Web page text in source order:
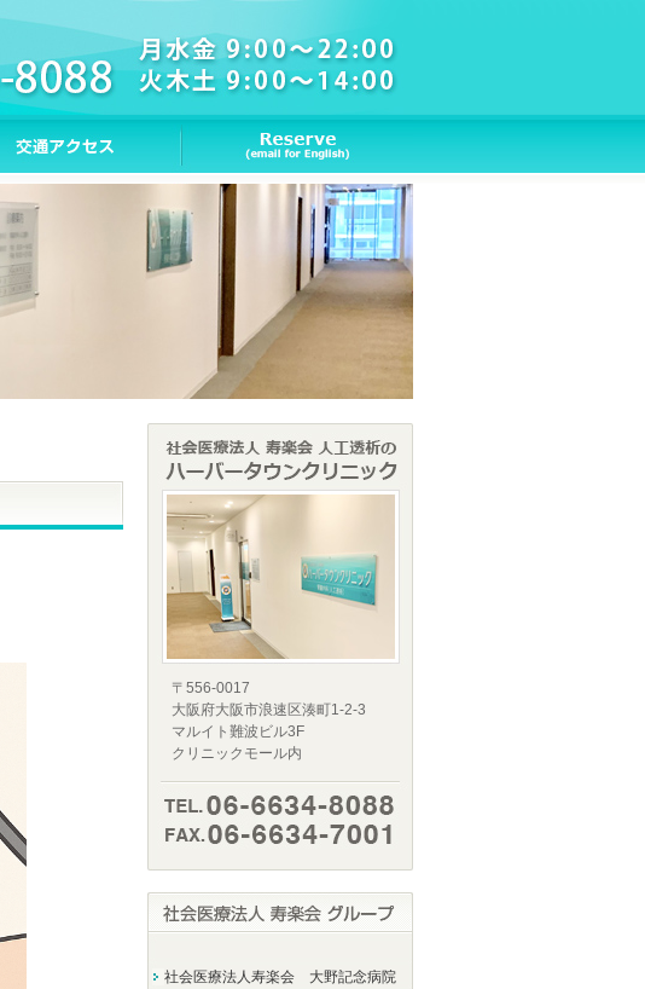
〒556-0017
大阪府大阪市浪速区湊町1-2-3
マルイト難波ビル3F
クリニックモール内
社会医療法人寿楽会 大野記念病院